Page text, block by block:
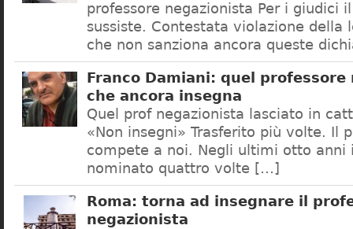
professore negazionista Per i giudici
sussiste. Contestata violazione della
che non sanziona ancora queste
Franco Damiani: quel professore
che ancora insegna
Quel prof negazionista lasciato in
«Non insegni» Trasferito più volte. Il
compete a noi. Negli ultimi otto anni
nominato quattro volte […]
Roma: torna ad insegnare il
negazionista